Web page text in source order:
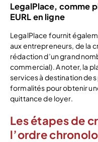
LegalPlace, comme
EURL en ligne
LegalPlace fournit
aux entrepreneurs, de la
rédaction d’un grand
commercial). A noter, la
services à destination
formalités pour obtenir
quittance de loyer.
Les étapes de
l’ordre